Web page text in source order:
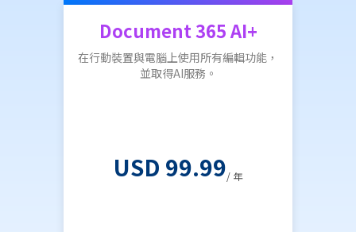
Document 365 AI+
在行動裝置與電腦上使用所有編輯功能，
並取得AI服務。
USD 99.99/ 年